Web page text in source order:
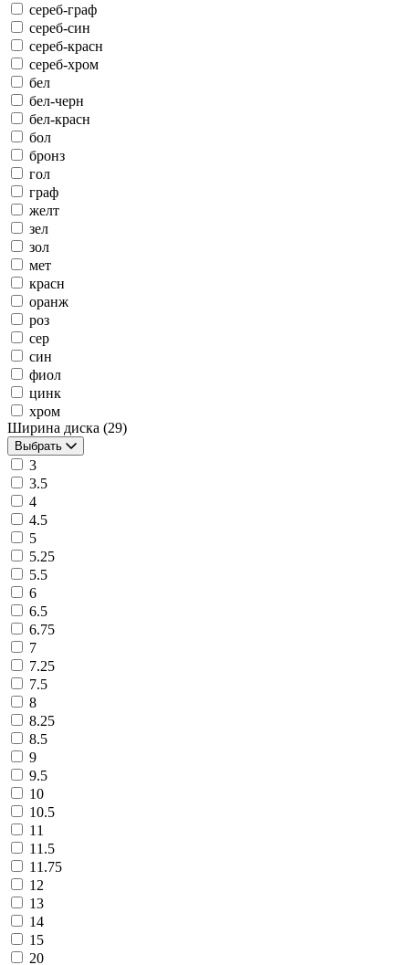
сереб-граф
сереб-син
сереб-красн
сереб-хром
бел
бел-черн
бел-красн
бол
бронз
гол
граф
желт
зел
зол
мет
красн
оранж
роз
сер
син
фиол
цинк
хром
Ширина диска (29)
Выбрать
3
3.5
4
4.5
5
5.25
5.5
6
6.5
6.75
7
7.25
7.5
8
8.25
8.5
9
9.5
10
10.5
11
11.5
11.75
12
13
14
15
20